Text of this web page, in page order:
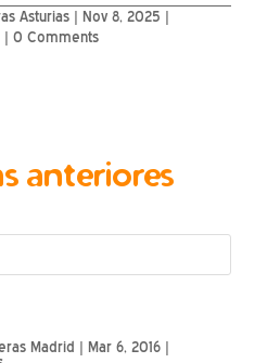
Asturias| Nov 8, 2025 |
| 0 Comments
anteriores
Madrid | Mar 6, 2016|